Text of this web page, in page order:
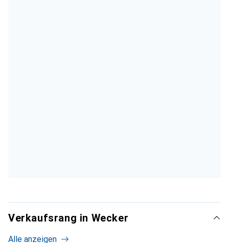
Verkaufsrang in Wecker
Alle anzeigen